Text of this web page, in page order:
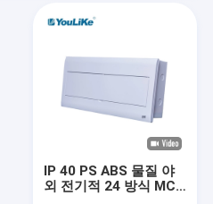
IP 40 PS ABS 물질 야
외 전기적 24 방식 MCB